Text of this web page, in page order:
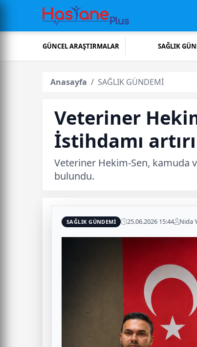
GÜNCEL ARAŞTIRMALAR SAĞLIK
Anasayfa SAĞLIK GÜNDEMİ
Veteriner
İstihdamı
Veteriner Hekim-Sen, kamuda
bulundu.
SAĞLIK GÜNDEMİ 25.06.2026 15:44 Nida